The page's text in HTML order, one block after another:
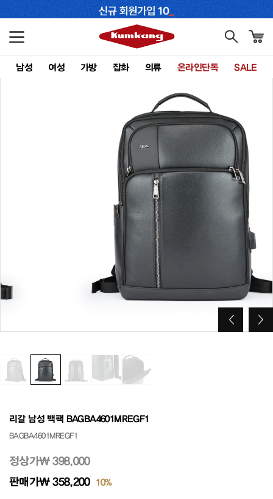
남성 여성 가방 잡화 의류 온라인단독 SALE
리갈 남성 백팩 BAGBA4601MREGF1
BAGBA4601MREGF1
정상가₩ 398,000
판매가₩ 358,200 10%